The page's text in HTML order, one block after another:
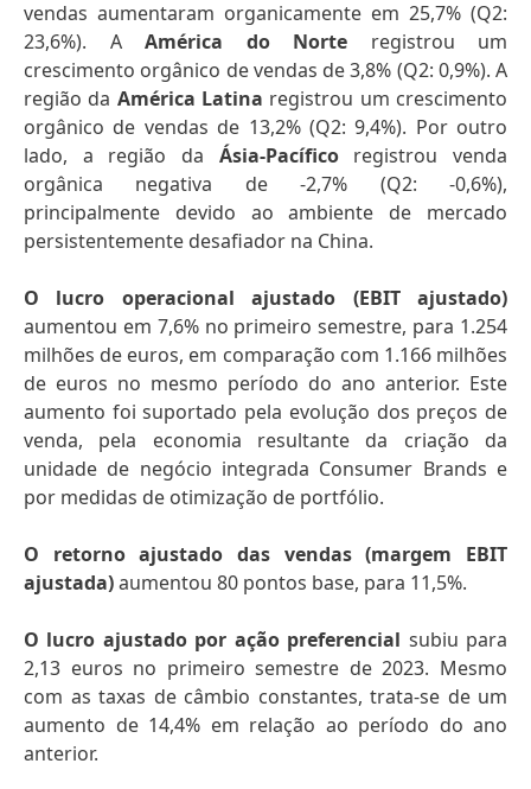
vendas aumentaram organicamente em 25,7% (Q2:
23,6%). AAmérica do Norte registrou um
crescimento orgânico de vendas de 3,8% (Q2: 0,9%). A
região da América Latina registrou um crescimento
orgânico de vendas de 13,2% (Q2: 9,4%). Por outro
lado, a região da Ásia-Pacífico registrou venda
orgânica negativa de -2,7% (Q2: -0,6%),
principalmente devido ao ambiente de mercado
persistentemente desafiador na China.
O lucro operacional ajustado (EBIT ajustado)
aumentou em 7,6% no primeiro semestre, para 1.254
milhões de euros, em comparação com 1.166 milhões
de euros no mesmo período do ano anterior. Este
aumento foi suportado pela evolução dos preços de
venda, pela economia resultante da criação da
unidade de negócio integrada Consumer Brands e
por medidas de otimização de portfólio.
O retorno ajustado das vendas(margem EBIT
ajustada)aumentou 80 pontos base, para 11,5%.
O lucro ajustado por ação preferencial subiu para
2,13 euros no primeiro semestre de 2023. Mesmo
com as taxas de câmbio constantes, trata-se de um
aumento de 14,4% em relação ao período do ano
anterior.